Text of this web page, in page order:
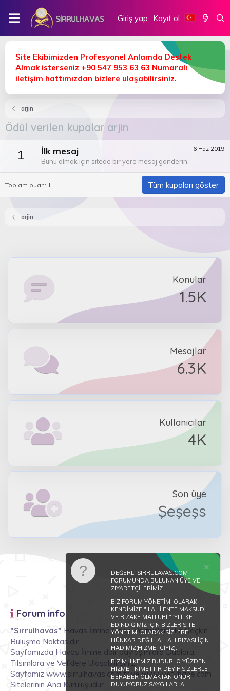
Giriş yap Kayıt ol
Site Ekibimizden Profesyonel Anlamda Destek
Almak isterseniz +90 547 953 63 63 Numaralı
iletişim hattımızdan bizlere ulaşabilirsiniz.
arjin
Ödül verilen kupalar arjin
1 6 Haz 2019
İlk mesaj
Bunu almak için sitede bir yere mesaj gönderin.
Toplam puan: 1 Tüm kupaları göster
arjin
Konular
1.5K
Mesajlar
6.3K
Kullanıcılar
4K
Son üye
Şeşeşs
Forum info
"Sırrulhavas" Havas İlmine Gönül Vermişlerin En Seçkin
Buluşma Noktasıdır.
Sayfamızda Havas İlmine dair paylaşımlara Dualara,
Tılsımlara ve Vefklere Ulaşabilirsiniz.
Sayfamız www.sirrulhavas.com.tr ve www.vefkhane.com
Sitelerinin Ana Kuruluşudur.
DEĞERLİ SIRRULAVAS.COM
FORUMUNDA BULUNAN ÜYE VE
ZIYARETÇİLERİMİZ .
BİZ FORUM YÖNETİMI OLARAK
KENDİMİZE "İLAHİ ENTE MAKSUDİ
VE RIZAKE MATLUBİ " 'YI İLKE
EDİNDİĞİMİZ İÇİN BİZLER SİTE
YÖNETİMİ OLARAK SİZLERE
HÜNKAR DEĞİL. ALLAH RIZASI İÇİN
HADİMİZ(HİZMETCİYİZ).
BİZİM İLKEMİZ BUDUR. O YÜZDEN
HİZMET NİMETTİR DEYİP SİZLERLE
BERABER OLMAKTAN ONUR
DUYUYORUZ SAYGILARLA